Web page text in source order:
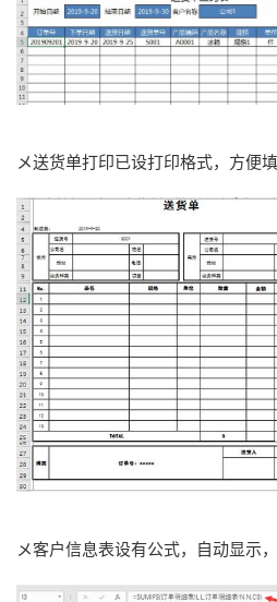
メ送货单打印已设打印格式，方便
メ客户信息表设有公式，自动显示